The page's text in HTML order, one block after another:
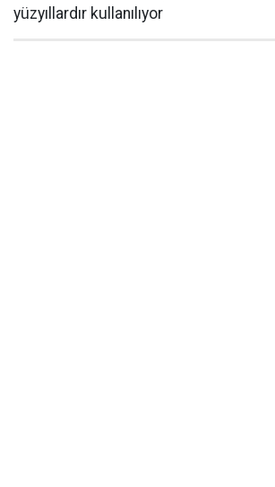
yüzyıllardır kullanılıyor